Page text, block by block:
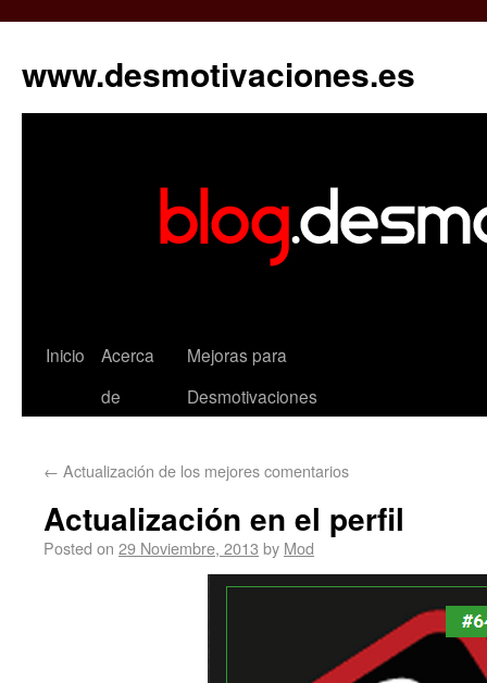
www.desmotivaciones.es
Inicio
Acerca
de
Mejoras para
Desmotivaciones
← Actualización de los mejores comentarios
Actualización en el perfil
Posted on 29 Noviembre, 2013 by Mod